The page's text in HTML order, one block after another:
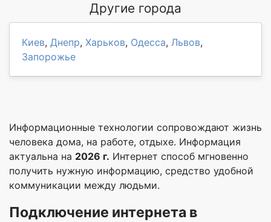
Другие города
Киев, Днепр, Харьков, Одесса, Львов,
Запорожье
Информационные технологии сопровождают жизнь
человека дома, на работе, отдыхе. Информация
актуальна на 2026 г. Интернет способ мгновенно
получить нужную информацию, средство удобной
коммуникации между людьми.
Подключение интернета в